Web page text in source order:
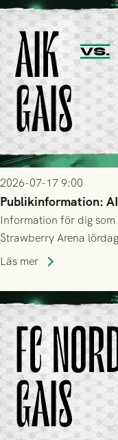
2026-07-17 9:00
Publikinformation:
Information för dig
Strawberry Arena
Läs mer